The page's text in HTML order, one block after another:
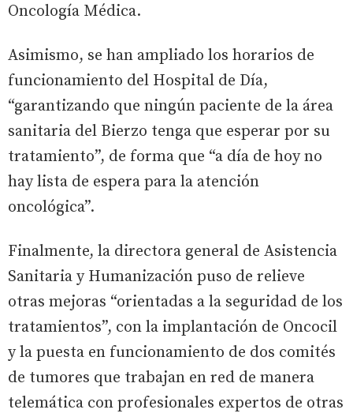
Oncología Médica.
Asimismo, se han ampliado los horarios de
funcionamiento del Hospital de Día,
“garantizando que ningún paciente de la área
sanitaria del Bierzo tenga que esperar por su
tratamiento”, de forma que “a día de hoy no
hay lista de espera para la atención
oncológica”.
Finalmente, la directora general de Asistencia
Sanitaria y Humanización puso de relieve
otras mejoras “orientadas a la seguridad de los
tratamientos”, con la implantación de Oncocil
y la puesta en funcionamiento de dos comités
de tumores que trabajan en red de manera
telemática con profesionales expertos de otras